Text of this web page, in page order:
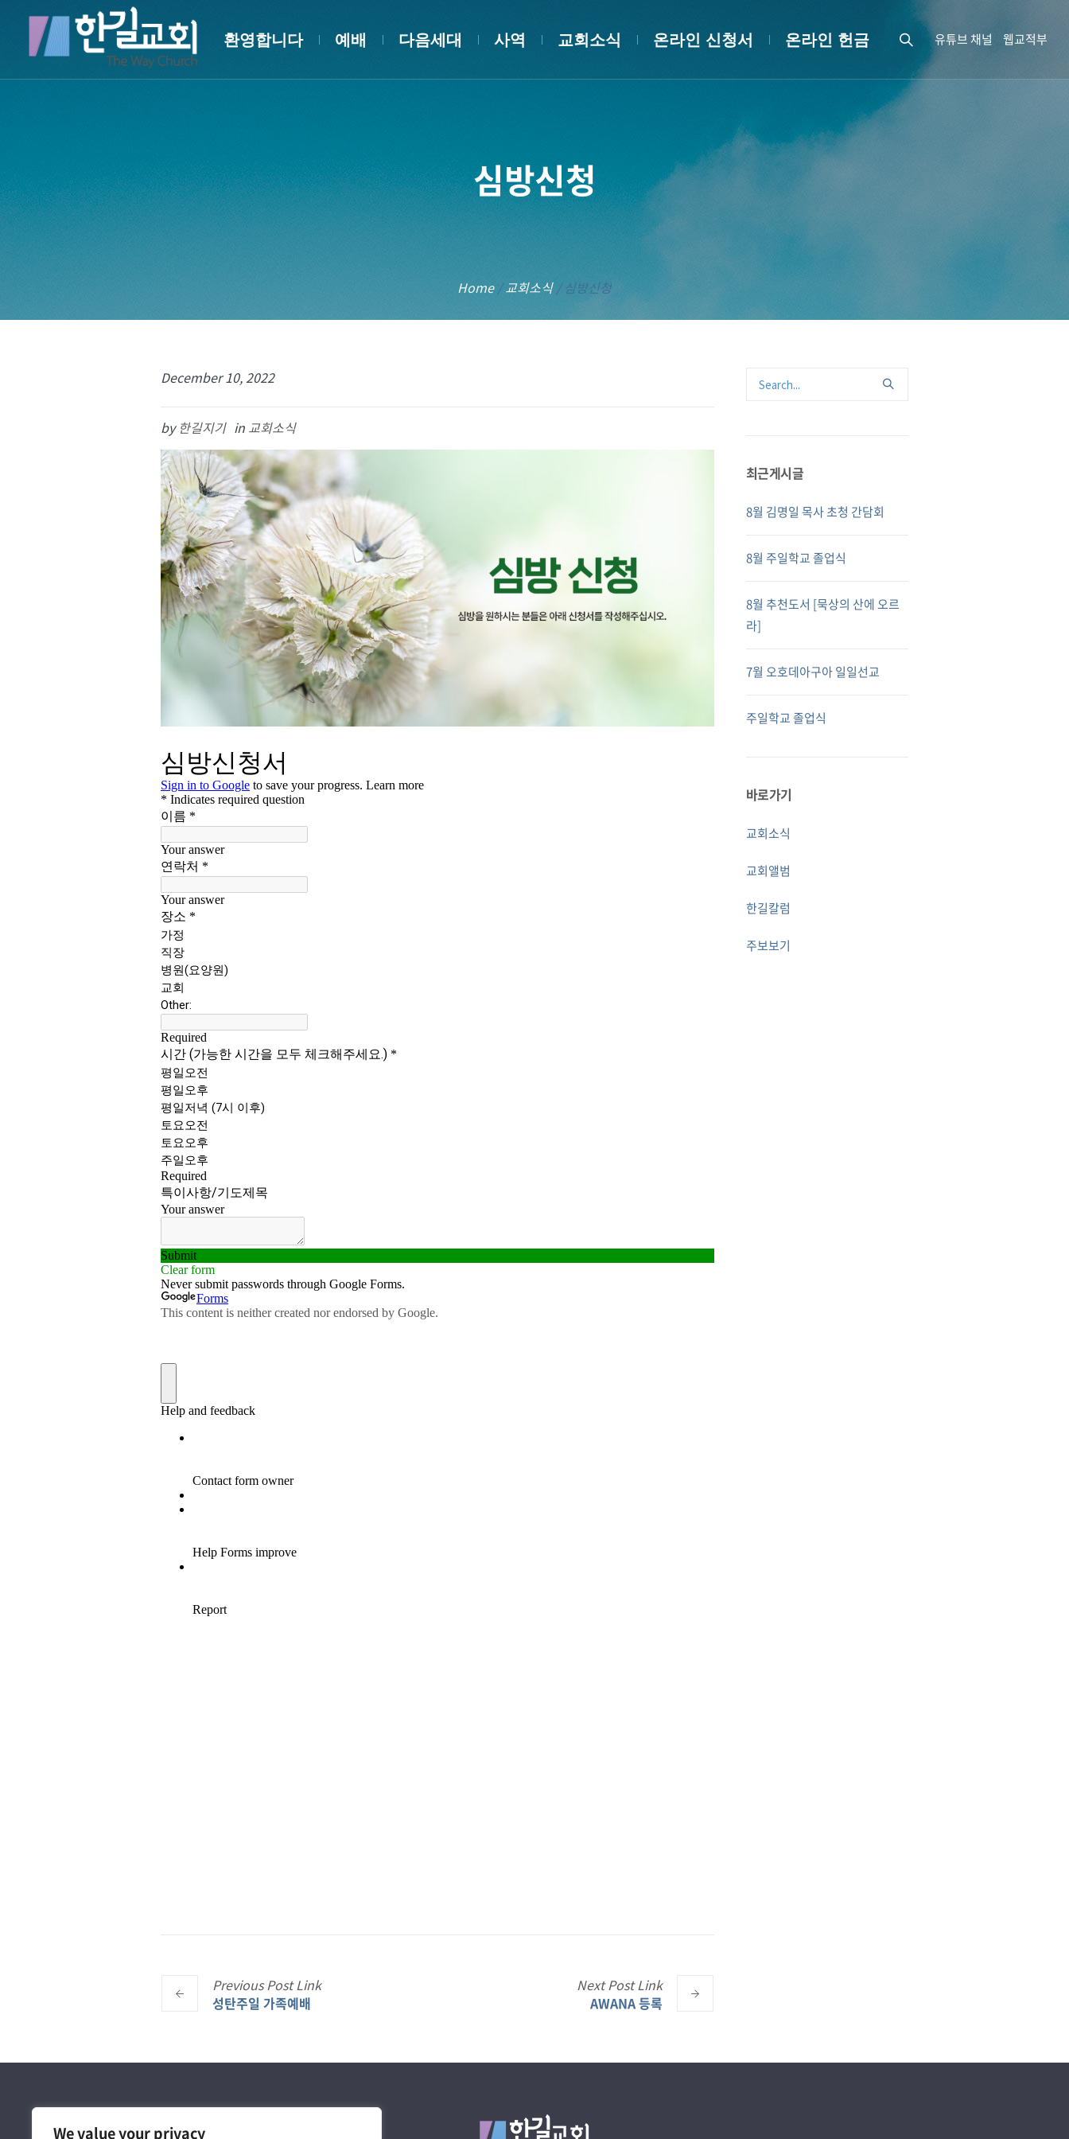
We value your privacy
유튜브 채널 웹교적부
환영합니다 예배 다음세대 사역 교회소식 온라인 신청서 온라인 헌금
심방신청
Home /교회소식 /심방신청
December 10, 2022
by 한길지기 in 교회소식
PreviousPostLink
성탄주일 가족예배
NextPostLink
AWANA 등록
최근게시글
8월 김명일 목사 초청 간담회
8월 주일학교 졸업식
8월 추천도서 [묵상의 산에 오르
라]
7월 오호데아구아 일일선교
주일학교 졸업식
바로가기
교회소식
교회앨범
한길칼럼
주보보기